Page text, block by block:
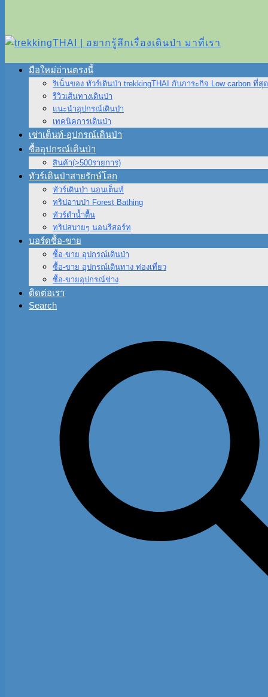
มือใหม่อ่านตรงนี้
ริเน็นของ ทัวร์เดินป่า trekkingTHAI กับภาระกิจ Low carbon ที่สุ
รีวิวเส้นทางเดินป่า
แนะนำอุปกรณ์เดินป่า
เทคนิคการเดินป่า
เช่าเต็นท์-อุปกรณ์เดินป่า
ซื้ออุปกรณ์เดินป่า
สินค้า(>500รายการ)
ทัวร์เดินป่าสายรักษ์โลก
ทัวร์เดินป่า นอนเต็นท์
ทริปอาบป่า Forest Bathing
ทัวร์ดำน้ำตื้น
ทริปสบายๆ นอนรีสอร์ท
บอร์ดซื้อ-ขาย
ซื้อ-ขาย อุปกรณ์เดินป่า
ซื้อ-ขาย อุปกรณ์เดินทาง ท่องเที่ยว
ซื้อ-ขายอุปกรณ์ช่าง
ติดต่อเรา
Search